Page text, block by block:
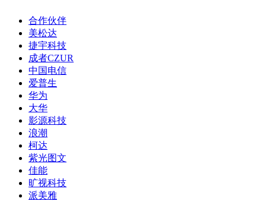
合作伙伴
美松达
捷宇科技
成者CZUR
中国电信
爱普生
华为
大华
影源科技
浪潮
柯达
紫光图文
佳能
旷视科技
派美雅